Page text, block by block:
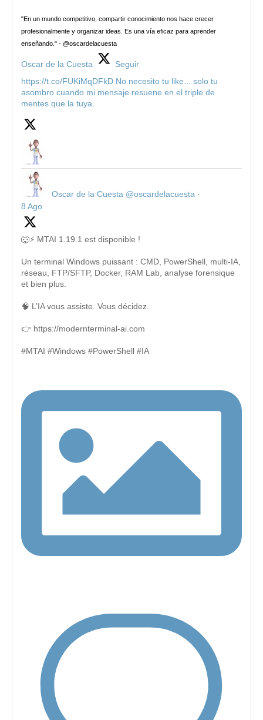
"En un mundo competitivo, compartir conocimiento nos hace crecer
profesionalmente y organizar ideas. Es una vía eficaz para aprender
enseñando." - @oscardelacuesta
Oscar de la Cuesta
Seguir
https://t.co/FUKiMqDFkD No necesito tu like... solo tu
asombro cuando mi mensaje resuene en el triple de
mentes que la tuya.
Oscar de la Cuesta @oscardelacuesta ·
8 Ago
🐺⚡ MTAI 1.19.1 est disponible !
Un terminal Windows puissant : CMD, PowerShell, multi-IA,
réseau, FTP/SFTP, Docker, RAM Lab, analyse forensique
et bien plus.
🧠 L’IA vous assiste. Vous décidez.
👉 https://modernterminal-ai.com
#MTAI #Windows #PowerShell #IA